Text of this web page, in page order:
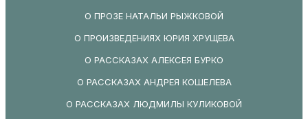
О ПРОЗЕ НАТАЛЬИ РЫЖКОВОЙ
О ПРОИЗВЕДЕНИЯХ ЮРИЯ ХРУЩЕВА
О РАССКАЗАХ АЛЕКСЕЯ БУРКО
О РАССКАЗАХ АНДРЕЯ КОШЕЛЕВА
О РАССКАЗАХ ЛЮДМИЛЫ КУЛИКОВОЙ